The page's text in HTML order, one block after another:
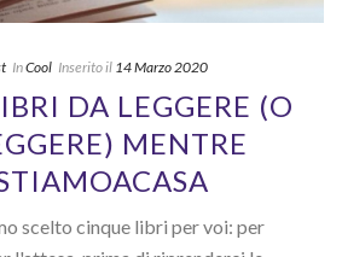
InCool Inserito il 14 Marzo 2020
DA LEGGERE (O
MENTRE
scelto cinque libri per voi: per